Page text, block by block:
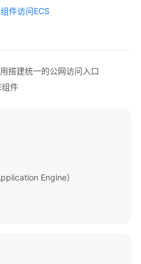
件访问ECS
搭建统一的公网访问入口
组件
Engine）